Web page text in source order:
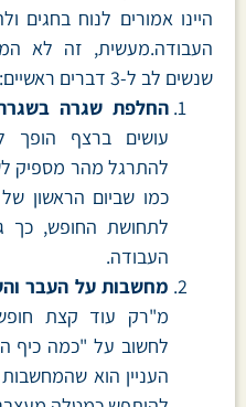
היינו אמורים לנוח בחגים
העבודה.מעשית, זה לא
שנשים לב ל-3 דברים ראשיים:
החלפת שגרה
עושים ברצף הופך
להתרגל מהר מספיק
כמו שביום הראשון
לתחושת החופש, כך
העבודה.
מחשבות על העבר
מ"רק עוד קצת
לחשוב על "כמה כיף
העניין הוא